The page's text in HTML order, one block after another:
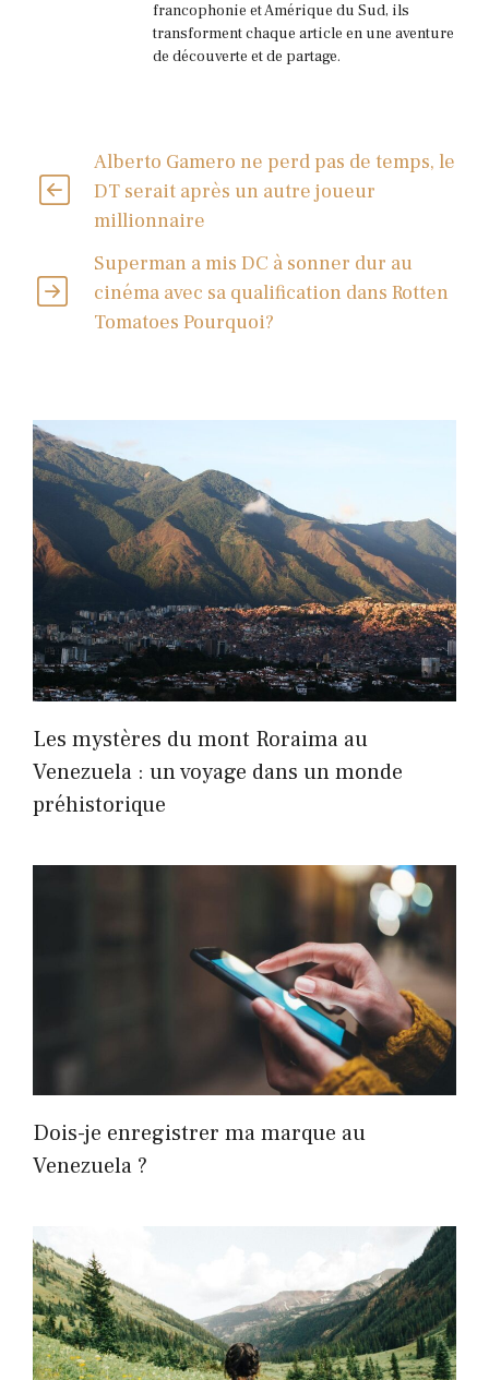
francophonie et Amérique du Sud, ils
transforment chaque article en une aventure
de découverte et de partage.
Alberto Gamero ne perd pas de temps, le
DT serait après un autre joueur
millionnaire
Superman a mis DC à sonner dur au
cinéma avec sa qualification dans Rotten
Tomatoes Pourquoi?
Les mystères du mont Roraima au
Venezuela : un voyage dans un monde
préhistorique
Dois-je enregistrer ma marque au
Venezuela ?